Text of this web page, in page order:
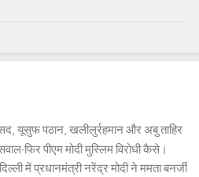
यूसुफ पठान, खलीलुर्रहमान और अबु ताहिर
फिर पीएम मोदी मुस्लिम विरोधी कैसे।
में प्रधानमंत्री नरेंद्र मोदी ने ममता बनर्जी